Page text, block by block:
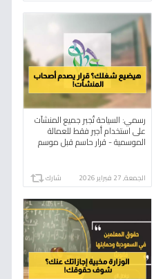
رسمي: السياحة تُجبر جميع المنشآت
على استخدام أجير فقط للعمالة
الموسمية - قرار حاسم قبل موسم
الجمعة, 27 فبراير 2026 شارك